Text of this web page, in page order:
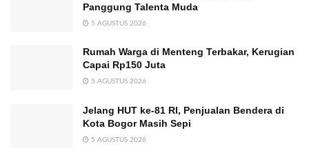
Panggung Talenta Muda
5 AGUSTUS 2026
Rumah Warga di Menteng Terbakar, Kerugian
Capai Rp150 Juta
5 AGUSTUS 2026
Jelang HUT ke-81 RI, Penjualan Bendera di
Kota Bogor Masih Sepi
5 AGUSTUS 2026